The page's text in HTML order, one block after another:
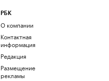
РБК
О компании
Контактная
информация
Редакция
Размещение
рекламы